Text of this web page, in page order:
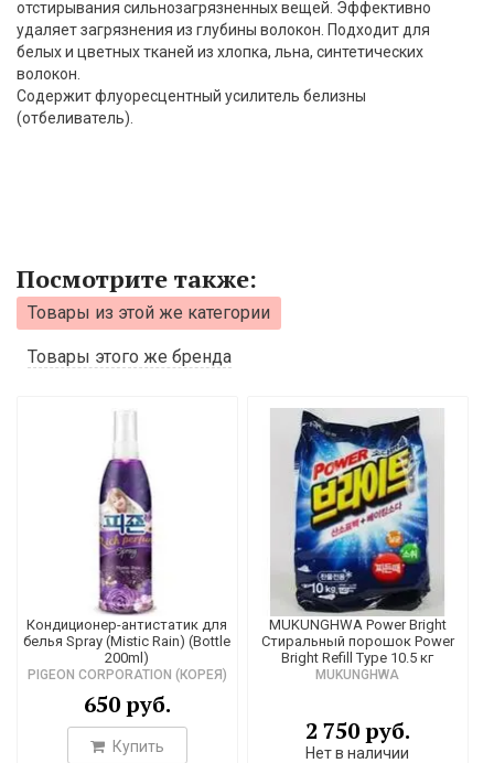
отстирывания сильнозагрязненных вещей. Эффективно
удаляет загрязнения из глубины волокон. Подходит для
белых и цветных тканей из хлопка, льна, синтетических
волокон.
Содержит флуоресцентный усилитель белизны
(отбеливатель).
Посмотрите также:
Товары из этой же категории
Товары этого же бренда
Кондиционер-антистатик для
белья Spray (Mistic Rain) (Bottle
200ml)
PIGEON CORPORATION (КОРЕЯ)
650 руб.
Купить
MUKUNGHWA Power Bright
Стиральный порошок Power
Bright Refill Type 10.5 кг
MUKUNGHWA
2 750 руб.
Нет в наличии